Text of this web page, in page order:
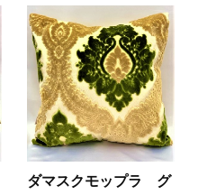
ダマスクモップラ グ